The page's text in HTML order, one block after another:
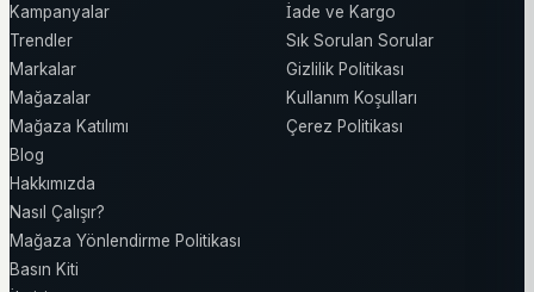
Kampanyalar
Trendler
Markalar
Mağazalar
Mağaza Katılımı
Blog
Hakkımızda
Nasıl Çalışır?
Mağaza Yönlendirme Politikası
Basın Kiti
İade ve Kargo
Sık Sorulan Sorular
Gizlilik Politikası
Kullanım Koşulları
Çerez Politikası